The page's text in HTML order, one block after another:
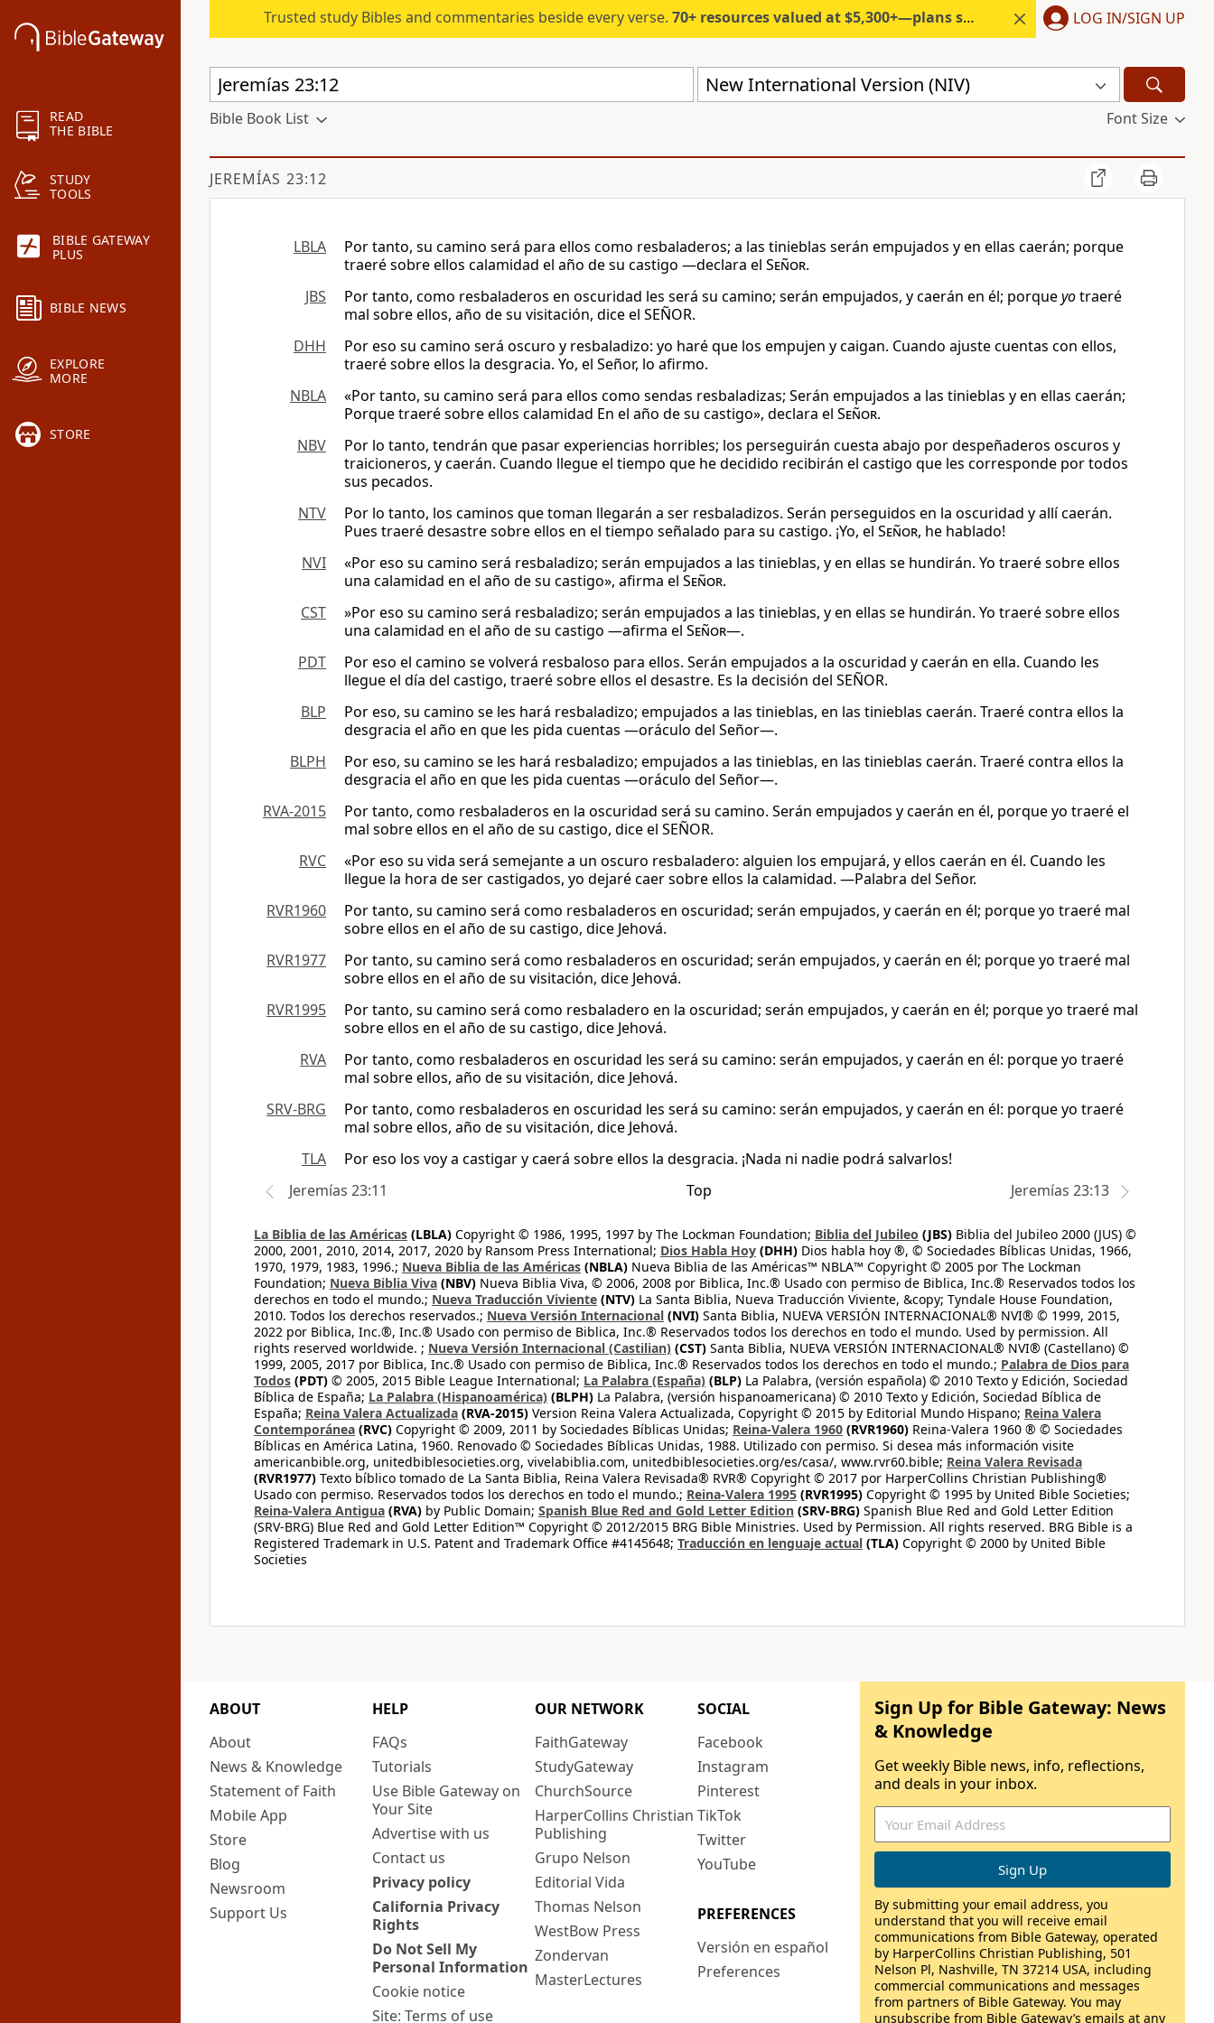
READ
THE BIBLE
STUDY
TOOLS
BIBLE GATEWAY
PLUS
BIBLE NEWS
EXPLORE
MORE
STORE
Trusted study Bibles and commentaries beside every verse. 70+ resources valued at $5,300+—plans start under $6/month. LOG IN/SIGN UP
New International Version (NIV)
Bible Book List Font Size
JEREMÍAS 23:12
LBLA
Por tanto, su camino será para ellos como resbaladeros; a las tinieblas serán empujados y en ellas caerán; porque
traeré sobre ellos calamidad el año de su castigo —declara el Señor.
JBS
Por tanto, como resbaladeros en oscuridad les será su camino; serán empujados, y caerán en él; porqueyotraeré
mal sobre ellos, año de su visitación, dice el SEÑOR.
DHH
Por eso su camino será oscuro y resbaladizo: yo haré que los empujen y caigan. Cuando ajuste cuentas con ellos,
traeré sobre ellos la desgracia. Yo, el Señor, lo afirmo.
NBLA
«Por tanto, su camino será para ellos como sendas resbaladizas; Serán empujados a las tinieblas y en ellas caerán;
Porque traeré sobre ellos calamidad En el año de su castigo», declara el Señor.
NBV
Por lo tanto, tendrán que pasar experiencias horribles; los perseguirán cuesta abajo por despeñaderos oscuros y
traicioneros, y caerán. Cuando llegue el tiempo que he decidido recibirán el castigo que les corresponde por todos
sus pecados.
NTV
Por lo tanto, los caminos que toman llegarán a ser resbaladizos. Serán perseguidos en la oscuridad y allí caerán.
Pues traeré desastre sobre ellos en el tiempo señalado para su castigo. ¡Yo, el Señor, he hablado!
NVI
«Por eso su camino será resbaladizo; serán empujados a las tinieblas, y en ellas se hundirán. Yo traeré sobre ellos
una calamidad en el año de su castigo», afirma el Señor.
CST
»Por eso su camino será resbaladizo; serán empujados a las tinieblas, y en ellas se hundirán. Yo traeré sobre ellos
una calamidad en el año de su castigo —afirma el Señor—.
PDT
Por eso el camino se volverá resbaloso para ellos. Serán empujados a la oscuridad y caerán en ella. Cuando les
llegue el día del castigo, traeré sobre ellos el desastre. Es la decisión del SEÑOR.
BLP
Por eso, su camino se les hará resbaladizo; empujados a las tinieblas, en las tinieblas caerán. Traeré contra ellos la
desgracia el año en que les pida cuentas —oráculo del Señor—.
BLPH
Por eso, su camino se les hará resbaladizo; empujados a las tinieblas, en las tinieblas caerán. Traeré contra ellos la
desgracia el año en que les pida cuentas —oráculo del Señor—.
RVA-2015
Por tanto, como resbaladeros en la oscuridad será su camino. Serán empujados y caerán en él, porque yo traeré el
mal sobre ellos en el año de su castigo, dice el SEÑOR.
RVC
«Por eso su vida será semejante a un oscuro resbaladero: alguien los empujará, y ellos caerán en él. Cuando les
llegue la hora de ser castigados, yo dejaré caer sobre ellos la calamidad. —Palabra del Señor.
RVR1960
Por tanto, su camino será como resbaladeros en oscuridad; serán empujados, y caerán en él; porque yo traeré mal
sobre ellos en el año de su castigo, dice Jehová.
RVR1977
Por tanto, su camino será como resbaladeros en oscuridad; serán empujados, y caerán en él; porque yo traeré mal
sobre ellos en el año de su visitación, dice Jehová.
RVR1995
Por tanto, su camino será como resbaladero en la oscuridad; serán empujados, y caerán en él; porque yo traeré mal
sobre ellos en el año de su castigo, dice Jehová.
RVA
Por tanto, como resbaladeros en oscuridad les será su camino: serán empujados, y caerán en él: porque yo traeré
mal sobre ellos, año de su visitación, dice Jehová.
SRV-BRG
Por tanto, como resbaladeros en oscuridad les será su camino: serán empujados, y caerán en él: porque yo traeré
mal sobre ellos, año de su visitación, dice Jehová.
TLA
Por eso los voy a castigar y caerá sobre ellos la desgracia. ¡Nada ni nadie podrá salvarlos!
Jeremías 23:11
Top Jeremías 23:13
La Biblia de las Américas (LBLA) Copyright © 1986, 1995, 1997 by The Lockman Foundation; Biblia del Jubileo (JBS) Biblia del Jubileo 2000 (JUS) ©
2000, 2001, 2010, 2014, 2017, 2020 by Ransom Press International; Dios Habla Hoy (DHH) Dios habla hoy ®, © Sociedades Bíblicas Unidas, 1966,
1970, 1979, 1983, 1996.; Nueva Biblia de las Américas (NBLA) Nueva Biblia de las Américas™ NBLA™ Copyright © 2005 por The Lockman
Foundation; Nueva Biblia Viva (NBV) Nueva Biblia Viva, © 2006, 2008 por Biblica, Inc.® Usado con permiso de Biblica, Inc.® Reservados todos los
derechos en todo el mundo.; Nueva Traducción Viviente (NTV) La Santa Biblia, Nueva Traducción Viviente, &copy; Tyndale House Foundation,
2010. Todos los derechos reservados.; Nueva Versión Internacional (NVI) Santa Biblia, NUEVA VERSIÓN INTERNACIONAL® NVI® © 1999, 2015,
2022 por Biblica, Inc.®, Inc.® Usado con permiso de Biblica, Inc.® Reservados todos los derechos en todo el mundo. Used by permission. All
rights reserved worldwide. ; Nueva Versión Internacional (Castilian) (CST) Santa Biblia, NUEVA VERSIÓN INTERNACIONAL® NVI® (Castellano) ©
1999, 2005, 2017 por Biblica, Inc.® Usado con permiso de Biblica, Inc.® Reservados todos los derechos en todo el mundo.; Palabra de Dios para
Todos (PDT) © 2005, 2015 Bible League International; La Palabra (España) (BLP) La Palabra, (versión española) © 2010 Texto y Edición, Sociedad
Bíblica de España; La Palabra (Hispanoamérica) (BLPH) La Palabra, (versión hispanoamericana) © 2010 Texto y Edición, Sociedad Bíblica de
España; Reina Valera Actualizada (RVA-2015) Version Reina Valera Actualizada, Copyright © 2015 by Editorial Mundo Hispano; Reina Valera
Contemporánea (RVC) Copyright © 2009, 2011 by Sociedades Bíblicas Unidas; Reina-Valera 1960 (RVR1960) Reina-Valera 1960 ® © Sociedades
Bíblicas en América Latina, 1960. Renovado © Sociedades Bíblicas Unidas, 1988. Utilizado con permiso. Si desea más información visite
americanbible.org, unitedbiblesocieties.org, vivelabiblia.com, unitedbiblesocieties.org/es/casa/, www.rvr60.bible; Reina Valera Revisada
(RVR1977) Texto bíblico tomado de La Santa Biblia, Reina Valera Revisada® RVR® Copyright © 2017 por HarperCollins Christian Publishing®
Usado con permiso. Reservados todos los derechos en todo el mundo.; Reina-Valera 1995 (RVR1995) Copyright © 1995 by United Bible Societies;
Reina-Valera Antigua (RVA) by Public Domain; Spanish Blue Red and Gold Letter Edition (SRV-BRG) Spanish Blue Red and Gold Letter Edition
(SRV-BRG) Blue Red and Gold Letter Edition™ Copyright © 2012/2015 BRG Bible Ministries. Used by Permission. All rights reserved. BRG Bible is a
Registered Trademark in U.S. Patent and Trademark Office #4145648; Traducción en lenguaje actual (TLA) Copyright © 2000 by United Bible
Societies
ABOUT
About
News & Knowledge
Statement of Faith
Mobile App
Store
Blog
Newsroom
Support Us
HELP
FAQs
Tutorials
Use Bible Gateway on
Your Site
Advertise with us
Contact us
Privacy policy
California Privacy
Rights
Do Not Sell My
Personal Information
Cookie notice
Site: Terms of use
OUR NETWORK
FaithGateway
StudyGateway
ChurchSource
HarperCollins Christian
Publishing
Grupo Nelson
Editorial Vida
Thomas Nelson
WestBow Press
Zondervan
MasterLectures
SOCIAL
Facebook
Instagram
Pinterest
TikTok
Twitter
YouTube
PREFERENCES
Versión en español
Preferences
Sign Up for Bible Gateway: News
& Knowledge
Get weekly Bible news, info, reflections,
and deals in your inbox.
By submitting your email address, you
understand that you will receive email
communications from Bible Gateway, operated
by HarperCollins Christian Publishing, 501
Nelson Pl, Nashville, TN 37214 USA, including
commercial communications and messages
from partners of Bible Gateway. You may
unsubscribe from Bible Gateway’s emails at any